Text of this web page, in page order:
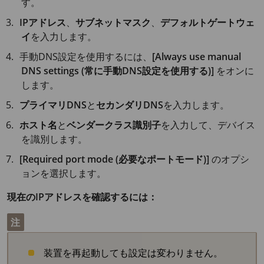
IPアドレス、サブネットマスク、 デフォルトゲートウェ
イを入力します。
手動DNS設定を使用するには、 [Always use manual
DNS settings (常に手動DNS設定を使用する)] をオンに
します。
プライマリDNSとセカンダリDNSを入力します。
ホスト名 とベンダークラス識別子を入力して、デバイス
を識別します。
[Required port mode (必要なポートモード)] のオプシ
ョンを選択します。
現在のIPアドレスを確認するには：
注
装置を再起動しても設定は変わりません。